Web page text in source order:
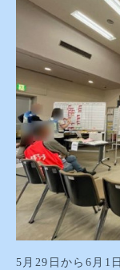
5月29日から6月1